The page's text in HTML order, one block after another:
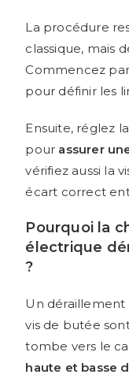
La procédure
classique, mais
Commencez par
pour définir les
Ensuite, réglez
pour assurer
vérifiez aussi la
écart correct
Pourquoi la
électrique
?
Un déraillement
vis de butée
tombe vers le
haute et basse